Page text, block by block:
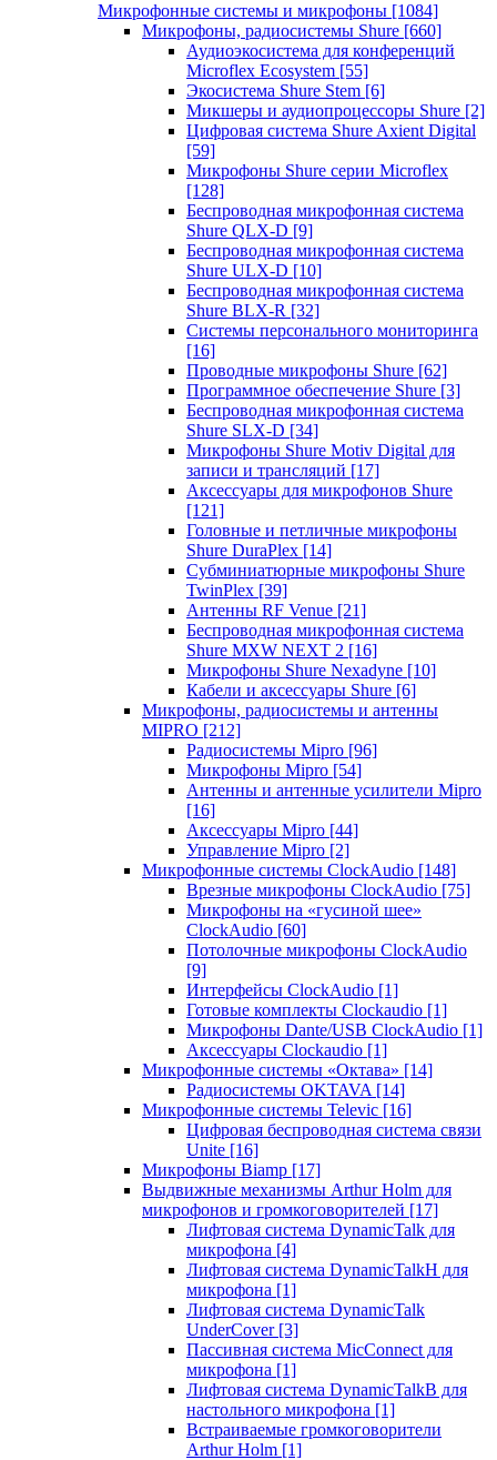
Микрофонные системы и микрофоны [1084]
Микрофоны, радиосистемы Shure [660]
Аудиоэкосистема для конференций
Microflex Ecosystem [55]
Экосистема Shure Stem [6]
Микшеры и аудиопроцессоры Shure [2]
Цифровая система Shure Axient Digital
[59]
Микрофоны Shure серии Microflex
[128]
Беспроводная микрофонная система
Shure QLX-D [9]
Беспроводная микрофонная система
Shure ULX-D [10]
Беспроводная микрофонная система
Shure BLX-R [32]
Системы персонального мониторинга
[16]
Проводные микрофоны Shure [62]
Программное обеспечение Shure [3]
Беспроводная микрофонная система
Shure SLX-D [34]
Микрофоны Shure Motiv Digital для
записи и трансляций [17]
Аксессуары для микрофонов Shure
[121]
Головные и петличные микрофоны
Shure DuraPlex [14]
Субминиатюрные микрофоны Shure
TwinPlex [39]
Антенны RF Venue [21]
Беспроводная микрофонная система
Shure MXW NEXT 2 [16]
Микрофоны Shure Nexadyne [10]
Кабели и аксессуары Shure [6]
Микрофоны, радиосистемы и антенны
MIPRO [212]
Радиосистемы Mipro [96]
Микрофоны Mipro [54]
Антенны и антенные усилители Mipro
[16]
Аксессуары Mipro [44]
Управление Mipro [2]
Микрофонные системы ClockAudio [148]
Врезные микрофоны ClockAudio [75]
Микрофоны на «гусиной шее»
ClockAudio [60]
Потолочные микрофоны ClockAudio
[9]
Интерфейсы ClockAudio [1]
Готовые комплекты Clockaudio [1]
Микрофоны Dante/USB ClockAudio [1]
Аксессуары Clockaudio [1]
Микрофонные системы «Октава» [14]
Радиосистемы OKTAVA [14]
Микрофонные системы Televic [16]
Цифровая беспроводная система связи
Unite [16]
Микрофоны Biamp [17]
Выдвижные механизмы Arthur Holm для
микрофонов и громкоговорителей [17]
Лифтовая система DynamicTalk для
микрофона [4]
Лифтовая система DynamicTalkH для
микрофона [1]
Лифтовая система DynamicTalk
UnderCover [3]
Пассивная система MicConnect для
микрофона [1]
Лифтовая система DynamicTalkB для
настольного микрофона [1]
Встраиваемые громкоговорители
Arthur Holm [1]